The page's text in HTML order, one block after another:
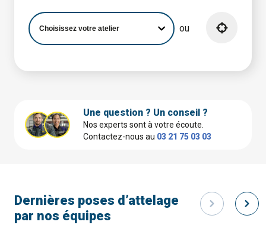
ou
Une question ? Un conseil ?
Nos experts sont à votre écoute.
Contactez-nous au 03 21 75 03 03
Dernières poses d’attelage
par nos équipes